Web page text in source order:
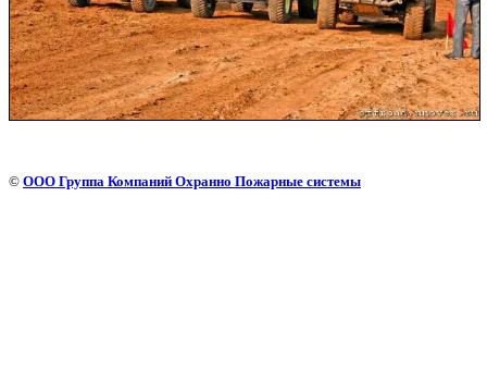
© ООО Группа Компаний Охранно Пожарные системы